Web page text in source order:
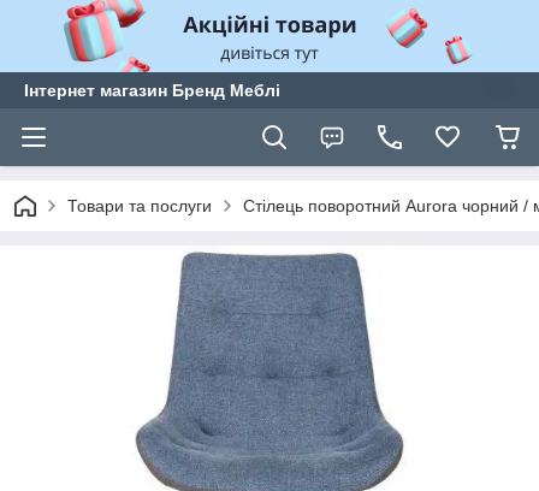
Інтернет магазин Бренд Меблі
Товари та послуги Стілець поворотний Aurora чорний /